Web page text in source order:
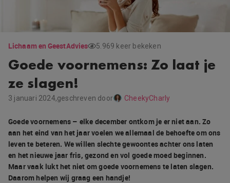
Lichaam en GeestAdvies 5.969 keer bekeken
Goede voornemens: Zo laat je
ze slagen!
3 januari 2024,geschreven door CheekyCharly
Goede voornemens – elke december ontkom je er niet aan. Zo
aan het eind van het jaar voelen we allemaal de behoefte om ons
leven te beteren. We willen slechte gewoontes achter ons laten
en het nieuwe jaar fris, gezond en vol goede moed beginnen.
Maar vaak lukt het niet om goede voornemens te laten slagen.
Daarom helpen wij graag een handje!